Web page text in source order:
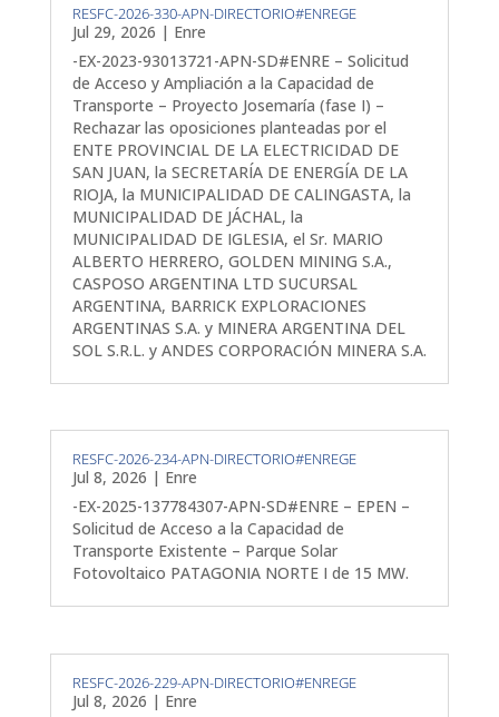
RESFC-2026-330-APN-DIRECTORIO#ENREGE
Jul 29, 2026 | Enre
-EX-2023-93013721-APN-SD#ENRE – Solicitud
de Acceso y Ampliación a la Capacidad de
Transporte – Proyecto Josemaría (fase I) –
Rechazar las oposiciones planteadas por el
ENTE PROVINCIAL DE LA ELECTRICIDAD DE
SAN JUAN, la SECRETARÍA DE ENERGÍA DE LA
RIOJA, la MUNICIPALIDAD DE CALINGASTA, la
MUNICIPALIDAD DE JÁCHAL, la
MUNICIPALIDAD DE IGLESIA, el Sr. MARIO
ALBERTO HERRERO, GOLDEN MINING S.A.,
CASPOSO ARGENTINA LTD SUCURSAL
ARGENTINA, BARRICK EXPLORACIONES
ARGENTINAS S.A. y MINERA ARGENTINA DEL
SOL S.R.L. y ANDES CORPORACIÓN MINERA S.A.
RESFC-2026-234-APN-DIRECTORIO#ENREGE
Jul 8, 2026 | Enre
-EX-2025-137784307-APN-SD#ENRE – EPEN –
Solicitud de Acceso a la Capacidad de
Transporte Existente – Parque Solar
Fotovoltaico PATAGONIA NORTE I de 15 MW.
RESFC-2026-229-APN-DIRECTORIO#ENREGE
Jul 8, 2026 | Enre